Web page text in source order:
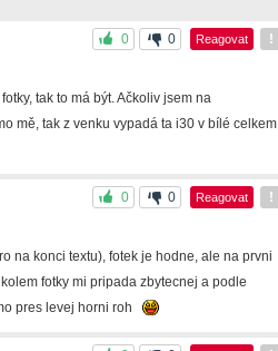
0 0 Reagovat !
tak to má být. Ačkoliv jsem na
mě, tak z venku vypadá ta i30 v bílé celkem
0 0 Reagovat !
na konci textu), fotek je hodne, ale na prvni
fotky mi pripada zbytecnej a podle
pres levej horni roh